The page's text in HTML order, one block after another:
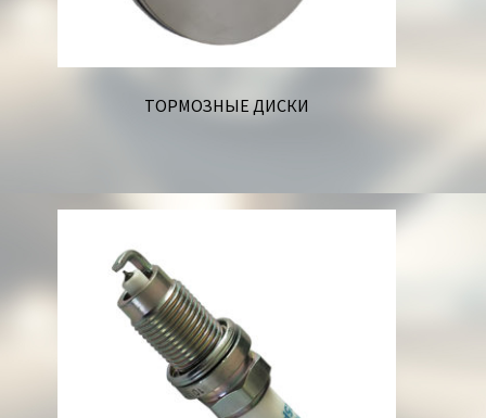
ТОРМОЗНЫЕ ДИСКИ